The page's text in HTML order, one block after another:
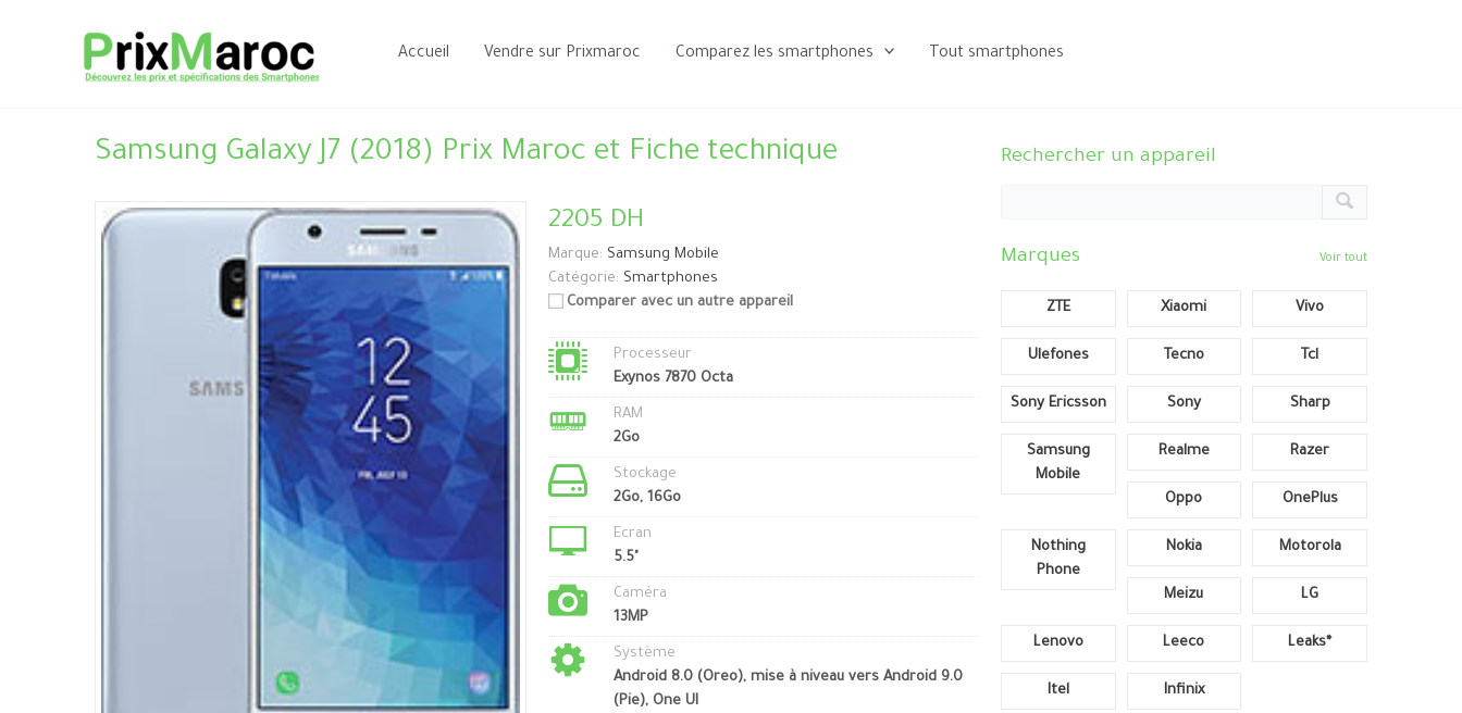
Accueil Vendre sur Prixmaroc Comparez les smartphones Tout smartphones
Samsung Galaxy J7 (2018) Prix Maroc et Fiche technique
2205 DH
Marque: Samsung Mobile
Catégorie: Smartphones
Comparer avec un autre appareil
Processeur
Exynos 7870 Octa
RAM
2Go
Stockage
2Go, 16Go
Ecran
5.5"
Caméra
13MP
Système
Android 8.0 (Oreo), mise à niveau vers Android 9.0
(Pie), One UI
Rechercher un appareil
Marques Voir tout
ZTE Xiaomi Vivo
Ulefones Tecno Tcl
Sony Ericsson Sony Sharp
Samsung
Mobile
Realme Razer
Oppo OnePlus
Nothing
Phone
Nokia Motorola
Meizu LG
Lenovo Leeco Leaks*
Itel Infinix